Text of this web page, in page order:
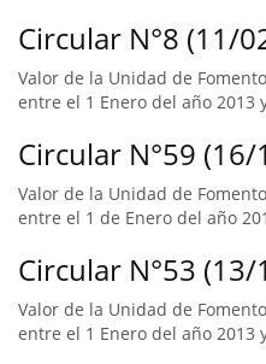
Circular N°8 (11/
Valor de la Unidad de
entre el 1 Enero del año 2013
Circular N°59
Valor de la Unidad de
entre el 1 de Enero del año
Circular N°53
Valor de la Unidad de
entre el 1 Enero del año 2013